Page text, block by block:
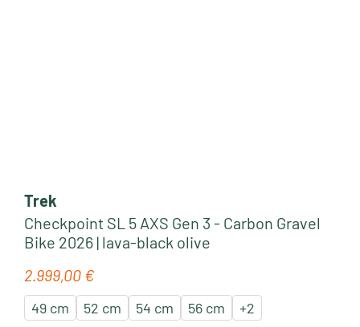
Trek
Checkpoint SL 5 AXS Gen 3 - Carbon Gravel
Bike 2026 | lava-black olive
Regulärer Preis:
2.999,00 €
49 cm 52 cm 54 cm 56 cm +2